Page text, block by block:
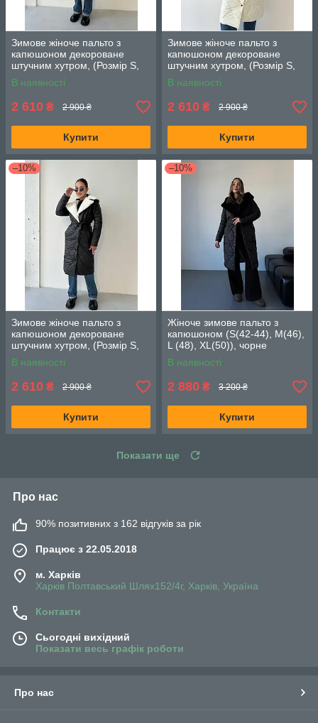
Зимове жіноче пальто з
капюшоном декороване
штучним хутром, (Розмір S,
M, L), Бежевий
В наявності
2 610 ₴ 2 900 ₴
Купити
Зимове жіноче пальто з
капюшоном декороване
штучним хутром, (Розмір S,
M, L), Білий
В наявності
2 610 ₴ 2 900 ₴
Купити
–10%
Зимове жіноче пальто з
капюшоном декороване
штучним хутром, (Розмір S,
M, L), Чорний
В наявності
2 610 ₴ 2 900 ₴
Купити
–10%
Жіноче зимове пальто з
капюшоном (S(42-44), M(46),
L (48), XL(50)), чорне
В наявності
2 880 ₴ 3 200 ₴
Купити
Показати ще
Про нас
90% позитивних з 162 відгуків за рік
Працює з 22.05.2018
м. Харків
Харків Полтавський Шлях152/4г, Харків, Україна
Контакти
Сьогодні вихідний
Показати весь графік роботи
Про нас